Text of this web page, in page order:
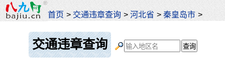
首页 > 交通违章查询 >河北省 >秦皇岛市 >
交通违章查询